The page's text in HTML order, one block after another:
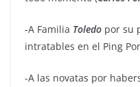
-A Familia Toledo por su
intratables en el Ping
-A las novatas por